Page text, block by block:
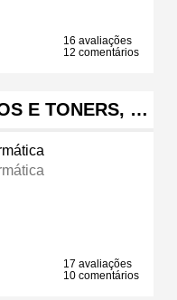
16 avaliações
12 comentários
E TONERS, …
17 avaliações
10 comentários